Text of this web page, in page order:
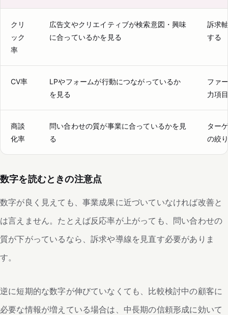
クリ
ック
率
広告文やクリエイティブが検索意図・興味
に合っているかを見る
訴求
する
CV率
LPやフォームが行動につながっているか
を見る
ファ
力項
商談
化率
問い合わせの質が事業に合っているかを見
る
ター
の絞
数字を読むときの注意点
数字が良く見えても、事業成果に近づいていなければ改善と
は言えません。たとえば反応率が上がっても、問い合わせの
質が下がっているなら、訴求や導線を見直す必要がありま
す。
逆に短期的な数字が伸びていなくても、比較検討中の顧客に
必要な情報が増えている場合は、中長期の信頼形成に効いて